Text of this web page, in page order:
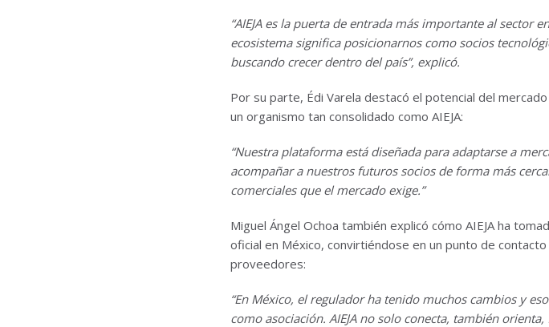
“AIEJA es la puerta de entrada más importante al sector
ecosistema significa posicionarnos como socios
buscando crecer dentro del país”, explicó.
Por su parte, Édi Varela destacó el potencial del
un organismo tan consolidado como AIEJA:
“Nuestra plataforma está diseñada para adaptarse a
acompañar a nuestros futuros socios de forma más
comerciales que el mercado exige.”
Miguel Ángel Ochoa también explicó cómo AIEJA ha
oficial en México, convirtiéndose en un punto de
proveedores:
“En México, el regulador ha tenido muchos cambios y
como asociación. AIEJA no solo conecta, también